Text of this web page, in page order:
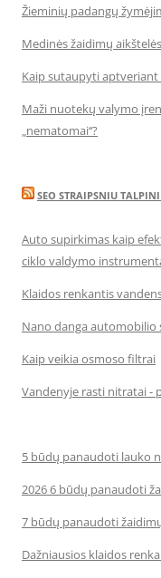
Žieminių padangų
Medinės žaidimų
Kaip sutaupyti aptveriant
Maži nuotekų valymo
„nematomai‘‘?
SEO STRAIPSNIU
Auto supirkimas kaip
ciklo valdymo
Klaidos renkantis
Nano danga automobilio
Kaip veikia osmoso filtrai
Vandenyje rasti nitratai -
5 būdų panaudoti lauko
2026 6 būdų panaudoti
7 būdų panaudoti
Dažniausios klaidos